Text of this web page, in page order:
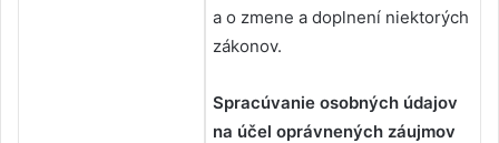
a o zmene a doplnení niektorých
zákonov.
Spracúvanie osobných údajov
na účel oprávnených záujmov